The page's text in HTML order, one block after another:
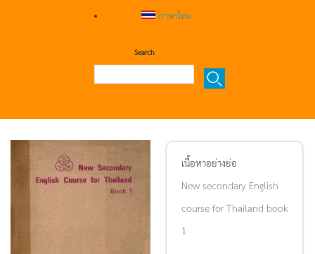
ภาษาไทย
Search
เนื้อหาอย่างย่อ
New secondary English
course for Thailand book
1